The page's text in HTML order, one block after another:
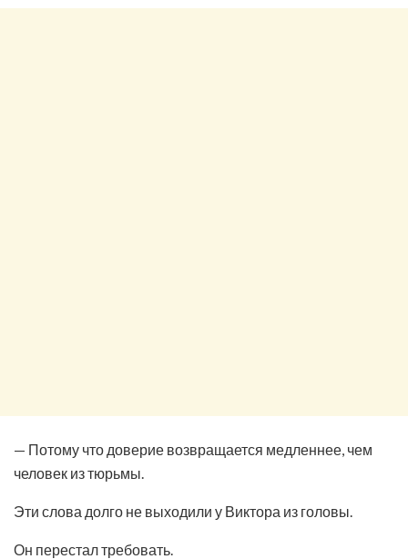
— Потому что доверие возвращается медленнее, чем
человек из тюрьмы.
Эти слова долго не выходили у Виктора из головы.
Он перестал требовать.